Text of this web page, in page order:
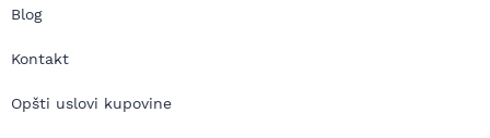
Blog
Kontakt
Opšti uslovi kupovine